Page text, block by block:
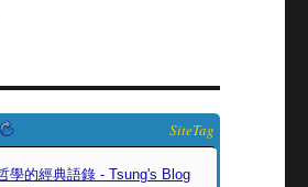
SiteTag